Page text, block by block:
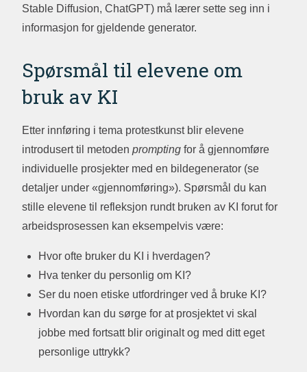
Stable Diffusion, ChatGPT) må lærer sette seg inn i
informasjon for gjeldende generator.
Spørsmål til elevene om
bruk av KI
Etter innføring i tema protestkunst blir elevene
introdusert til metoden prompting for å gjennomføre
individuelle prosjekter med en bildegenerator (se
detaljer under «gjennomføring»). Spørsmål du kan
stille elevene til refleksjon rundt bruken av KI forut for
arbeidsprosessen kan eksempelvis være:
Hvor ofte bruker du KI i hverdagen?
Hva tenker du personlig om KI?
Ser du noen etiske utfordringer ved å bruke KI?
Hvordan kan du sørge for at prosjektet vi skal
jobbe med fortsatt blir originalt og med ditt eget
personlige uttrykk?